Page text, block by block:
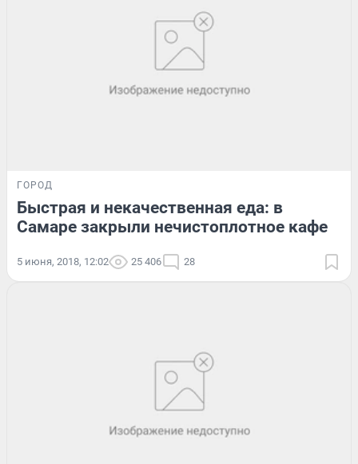
ГОРОД
Быстрая и некачественная еда: в
Самаре закрыли нечистоплотное кафе
5 июня, 2018, 12:02 25 406 28